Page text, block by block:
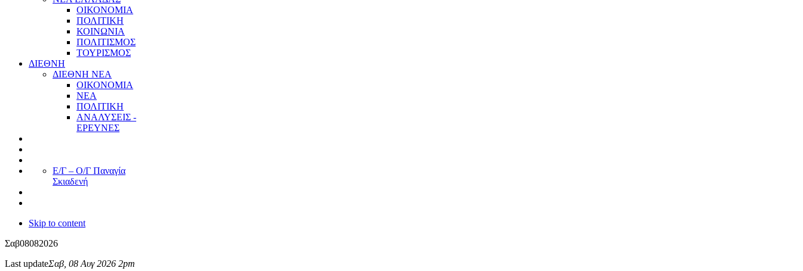
ΟΙΚΟΝΟΜΙΑ
ΠΟΛΙΤΙΚΗ
ΚΟΙΝΩΝΙΑ
ΠΟΛΙΤΙΣΜΟΣ
ΤΟΥΡΙΣΜΟΣ
ΔΙΕΘΝΗ
ΔΙΕΘΝΗ ΝΕΑ
ΟΙΚΟΝΟΜΙΑ
ΝΕΑ
ΠΟΛΙΤΙΚΗ
ΑΝΑΛΥΣΕΙΣ -
ΕΡΕΥΝΕΣ
Ε/Γ – Ο/Γ Παναγία
Σκιαδενή
Skip to content
Σαβ08082026
Last updateΣαβ, 08 Αυγ 2026 2pm